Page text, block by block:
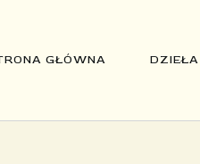
GŁÓWNA DZIEŁA